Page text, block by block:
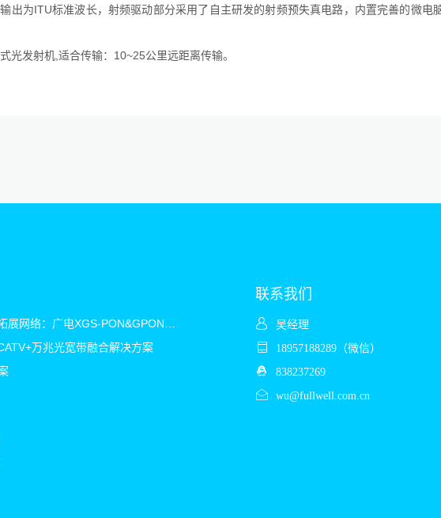
出为ITU标准波长，射频驱动部分采用了自主研发的射频预失真电路，内置完善的微电
光发射机,适合传输：10~25公里远距离传输。
万兆光宽带融合解决方案
联系我们
吴经理
18957188289（微信）
838237269
wu@fullwell.com.cn